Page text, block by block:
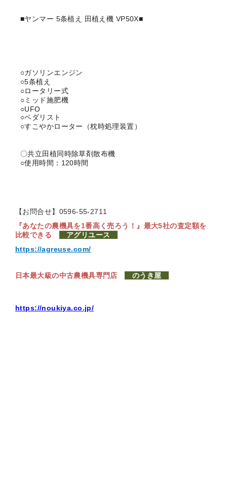
■ヤンマー 5条植え 田植え機 VP50X■
○ガソリンエンジン
○5条植え
○ロータリー式
○ミッド施肥機
○UFO
○ペダリスト
○すこやかローター（枕時処理装置）
〇共立田植同時除草剤散布機
○使用時間：120時間
【お問合せ】0596-55-2711
『あなたの農機具を1番高く売ろう！』 最大5社の査定額を
比較できる
アグリユース
https://agreuse.com/
日本最大級の中古農機具専門店 のうき屋
https://noukiya.co.jp/